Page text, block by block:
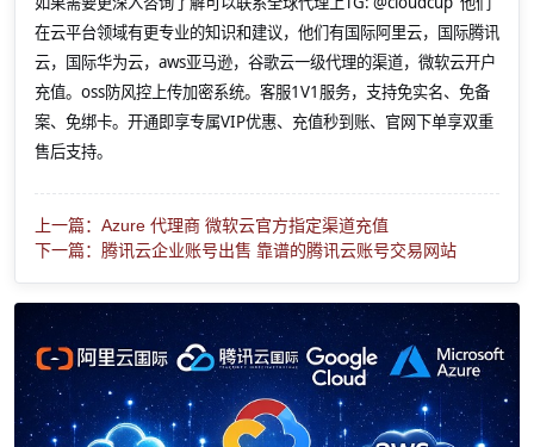
在云平台领域有更专业的知识和建议，他们有国际阿里云，国际腾讯
云，国际华为云，aws亚马逊，谷歌云一级代理的渠道，微软云开户
充值。oss防风控上传加密系统。客服1V1服务，支持免实名、免备
案、免绑卡。开通即享专属VIP优惠、充值秒到账、官网下单享双重
售后支持。
上一篇：Azure 代理商 微软云官方指定渠道充值
下一篇：腾讯云企业账号出售 靠谱的腾讯云账号交易网站